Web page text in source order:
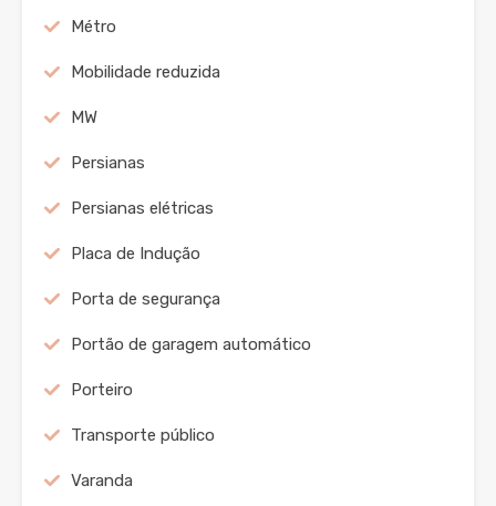
Métro
Mobilidade reduzida
MW
Persianas
Persianas elétricas
Placa de Indução
Porta de segurança
Portão de garagem automático
Porteiro
Transporte público
Varanda